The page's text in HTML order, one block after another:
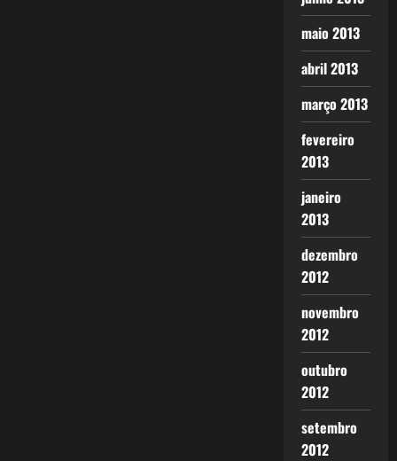
maio 2013
abril 2013
março 2013
fevereiro
2013
janeiro
2013
dezembro
2012
novembro
2012
outubro
2012
setembro
2012